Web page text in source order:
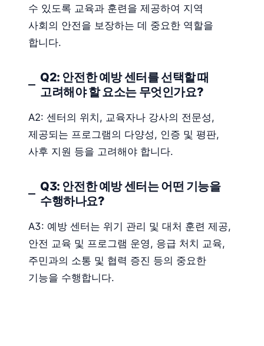
수 있도록 교육과 훈련을 제공하여 지역
사회의 안전을 보장하는 데 중요한 역할을
합니다.
Q2: 안전한 예방 센터를 선택할 때
고려해야 할 요소는 무엇인가요?
A2: 센터의 위치, 교육자나 강사의 전문성,
제공되는 프로그램의 다양성, 인증 및 평판,
사후 지원 등을 고려해야 합니다.
Q3: 안전한 예방 센터는 어떤 기능을
수행하나요?
A3: 예방 센터는 위기 관리 및 대처 훈련 제공,
안전 교육 및 프로그램 운영, 응급 처치 교육,
주민과의 소통 및 협력 증진 등의 중요한
기능을 수행합니다.